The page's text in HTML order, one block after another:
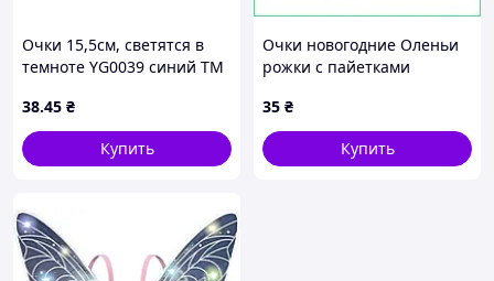
Очки 15,5см, светятся в
темноте YG0039 синий ТМ
38.45 ₴
Купить
Очки новогодние Оленьи
рожки с пайетками
для фотосессии взрослых и
детей серебро
35 ₴
Купить